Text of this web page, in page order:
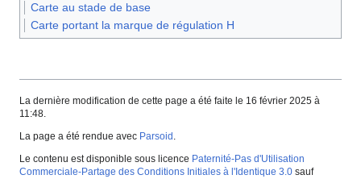
Carte au stade de base
Carte portant la marque de régulation H
La dernière modification de cette page a été faite le 16 février 2025 à
11:48.
La page a été rendue avec Parsoid .
Le contenu est disponible sous licence Paternité-Pas d'Utilisation
Commerciale-Partage des Conditions Initiales à l'Identique 3.0 sauf